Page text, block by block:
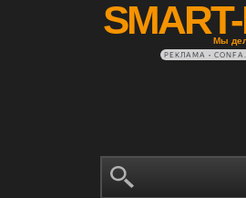
Мы
РЕКЛАМА •